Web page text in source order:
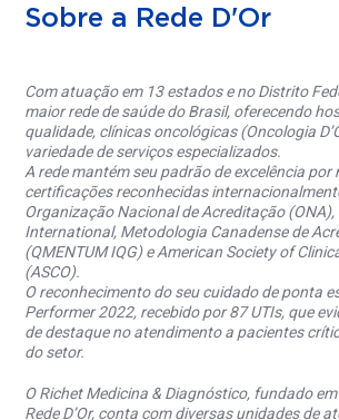
Sobre a Rede D'Or
Com atuação em 13 estados e no Distrito
maior rede de saúde do Brasil, oferecendo
qualidade, clínicas oncológicas (Oncologia
variedade de serviços especializados.
A rede mantém seu padrão de excelência por
certificações reconhecidas
Organização Nacional de Acreditação
International, Metodologia Canadense de
(QMENTUM IQG) e American Society of
(ASCO).
O reconhecimento do seu cuidado de ponta
Performer 2022, recebido por 87 UTIs, que
de destaque no atendimento a pacientes
do setor.
O Richet Medicina & Diagnóstico, fundado
Rede D’Or, conta com diversas unidades de